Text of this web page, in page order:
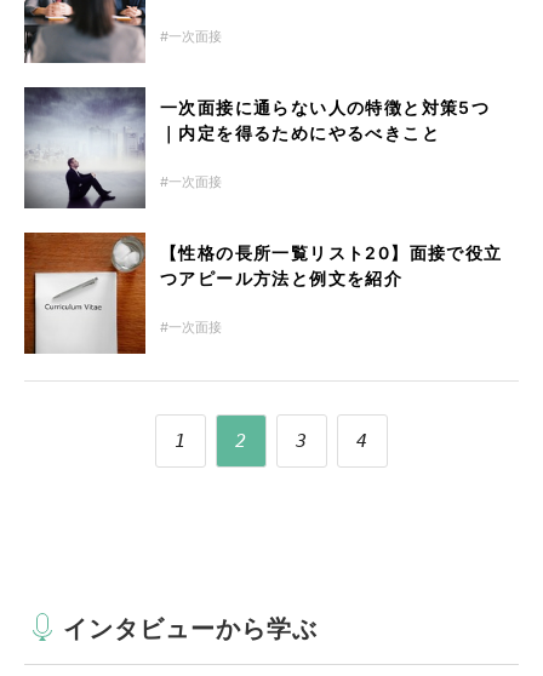
一次面接
一次面接に通らない人の特徴と対策5つ
｜内定を得るためにやるべきこと
一次面接
【性格の長所一覧リスト20】面接で役立
つアピール方法と例文を紹介
一次面接
1 2 3 4
インタビューから学ぶ